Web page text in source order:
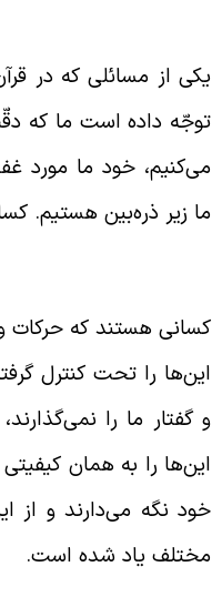
از مسائلی که در
داده است ما که دقّت
خود ما مورد
زیر ذره‌بین هستیم.
هستند که حرکات
را تحت کنترل
گفتار ما را
را به همان
نگه می‌دارند و از
یاد شده است.